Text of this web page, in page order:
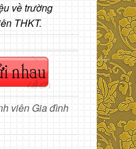
về trường
THKT.
viên Gia đình